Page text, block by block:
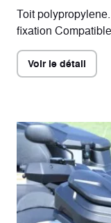
Toit
fixation
Voir le détail